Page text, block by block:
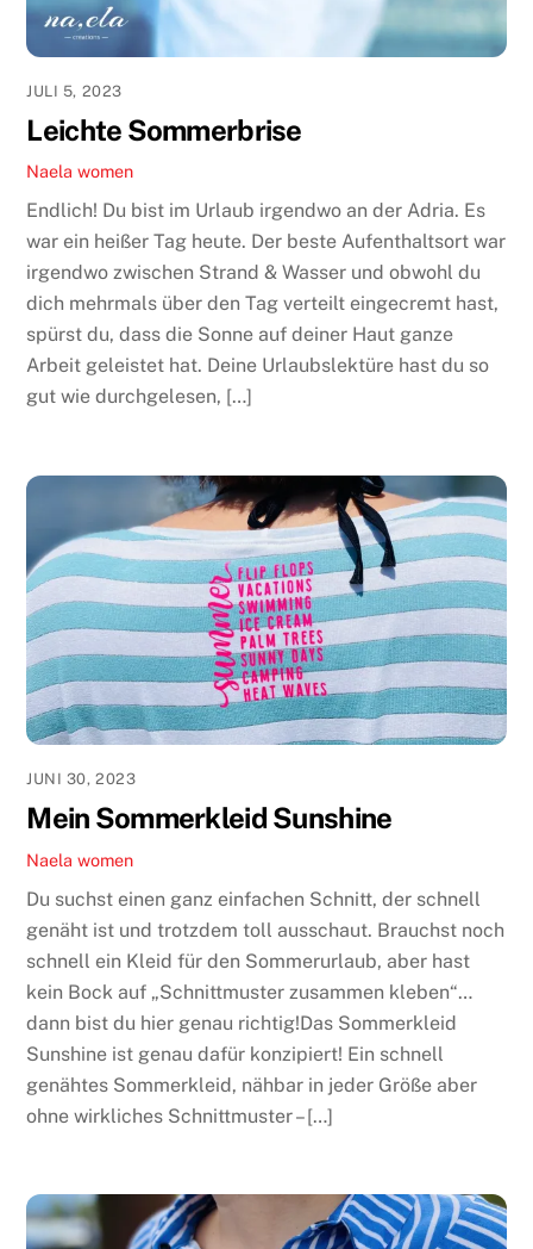
JULI 5, 2023
Leichte Sommerbrise
Naela women
Endlich! Du bist im Urlaub irgendwo an der Adria. Es
war ein heißer Tag heute. Der beste Aufenthaltsort war
irgendwo zwischen Strand & Wasser und obwohl du
dich mehrmals über den Tag verteilt eingecremt hast,
spürst du, dass die Sonne auf deiner Haut ganze
Arbeit geleistet hat. Deine Urlaubslektüre hast du so
gut wie durchgelesen, […]
JUNI 30, 2023
Mein Sommerkleid Sunshine
Naela women
Du suchst einen ganz einfachen Schnitt, der schnell
genäht ist und trotzdem toll ausschaut. Brauchst noch
schnell ein Kleid für den Sommerurlaub, aber hast
kein Bock auf „Schnittmuster zusammen kleben“…
dann bist du hier genau richtig!Das Sommerkleid
Sunshine ist genau dafür konzipiert! Ein schnell
genähtes Sommerkleid, nähbar in jeder Größe aber
ohne wirkliches Schnittmuster – […]